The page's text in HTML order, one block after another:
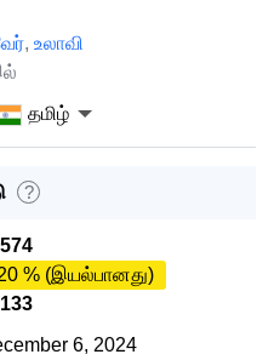
, உலாவி
தமிழ்
?
% (இயல்பானது)
6, 2024